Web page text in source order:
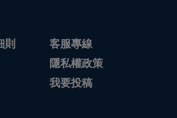
則
客服專線
隱私權政策
我要投稿